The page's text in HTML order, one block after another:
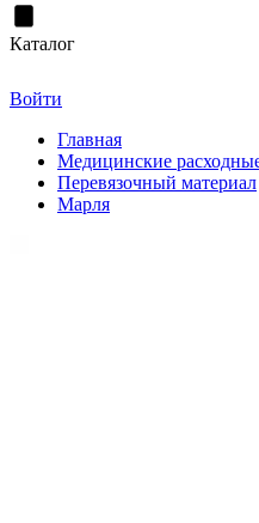
Каталог
Войти
Главная
Медицинские
Перевязочный материал
Марля